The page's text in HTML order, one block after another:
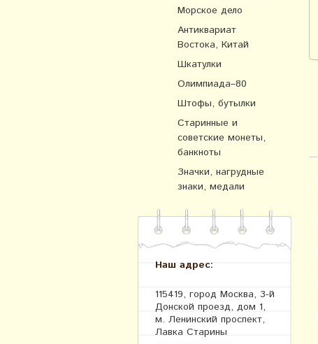
Морское дело
Антиквариат
Востока, Китай
Шкатулки
Олимпиада–80
Штофы, бутылки
Старинные и
советские монеты,
банкноты
Значки, нагрудные
знаки, медали
Наш адрес:
115419, город Москва, 3-й
Донской проезд, дом 1,
м. Ленинский проспект,
Лавка Старины